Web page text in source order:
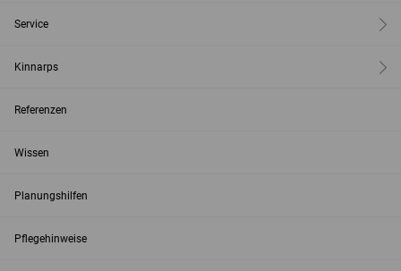
Service
Kinnarps
Referenzen
Wissen
Planungshilfen
Pflegehinweise